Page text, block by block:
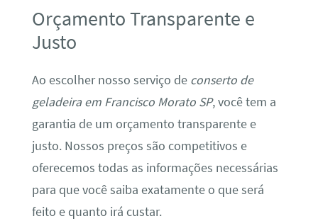
Orçamento Transparente e
Justo
Ao escolher nosso serviço de conserto de
geladeira em Francisco Morato SP, você tem a
garantia de um orçamento transparente e
justo. Nossos preços são competitivos e
oferecemos todas as informações necessárias
para que você saiba exatamente o que será
feito e quanto irá custar.